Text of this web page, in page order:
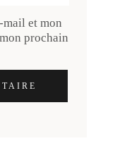
mail et mon
prochain